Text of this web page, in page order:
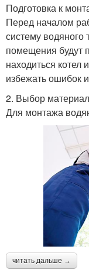
Подготовка к
Перед началом
систему водяного
помещения будут
находиться
избежать ошибок
2. Выбор
Для монтажа
читать дальше →